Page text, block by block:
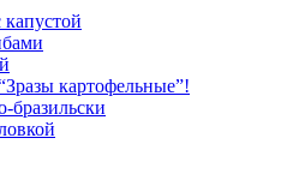
картофельные”!
бразильски